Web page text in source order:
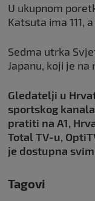
U ukupnom
Katsuta ima 111,
Sedma utrka
Japanu, koji je
Gledatelji u
sportskog
pratiti na A1,
Total TV-u,
je dostupna
Tagovi